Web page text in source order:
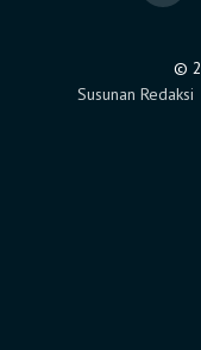
©
Susunan Redaksi